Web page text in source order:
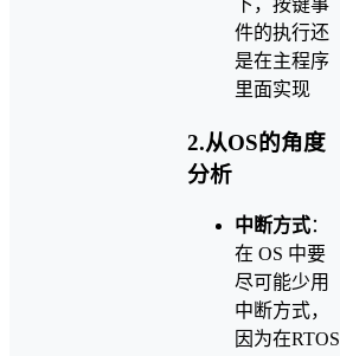
下，按键事
件的执行还
是在主程序
里面实现
2.从OS的角度
分析
中断方式：
在 OS 中要
尽可能少用
中断方式，
因为在RTOS